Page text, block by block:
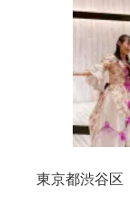
東京都渋谷